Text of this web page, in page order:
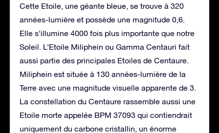
Cette Etoile, une géante bleue, se trouve à 320
années-lumière et possède une magnitude 0,6.
Elle s’illumine 4000 fois plus importante que notre
Soleil. L’Etoile Miliphein ou Gamma Centauri fait
aussi partie des principales Etoiles de Centaure.
Miliphein est située à 130 années-lumière de la
Terre avec une magnitude visuelle apparente de 3.
La constellation du Centaure rassemble aussi une
Etoile morte appelée BPM 37093 qui contiendrait
uniquement du carbone cristallin, un énorme